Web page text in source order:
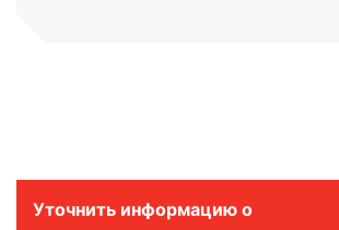
Уточнить информацию о